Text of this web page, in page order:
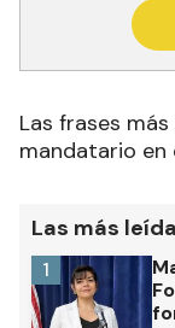
Las frases
mandatario en
Las más
1